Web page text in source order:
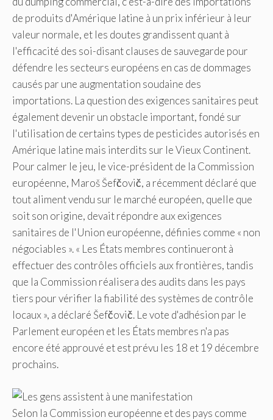
de produits d'Amérique latine à un prix inférieur à leur
valeur normale, et les doutes grandissent quant à
l'efficacité des soi-disant clauses de sauvegarde pour
défendre les secteurs européens en cas de dommages
causés par une augmentation soudaine des
importations. La question des exigences sanitaires peut
également devenir un obstacle important, fondé sur
l'utilisation de certains types de pesticides autorisés en
Amérique latine mais interdits sur le Vieux Continent.
Pour calmer le jeu, le vice-président de la Commission
européenne, Maroš Šefčovič, a récemment déclaré que
tout aliment vendu sur le marché européen, quelle que
soit son origine, devait répondre aux exigences
sanitaires de l'Union européenne, définies comme « non
négociables ». « Les États membres continueront à
effectuer des contrôles officiels aux frontières, tandis
que la Commission réalisera des audits dans les pays
tiers pour vérifier la fiabilité des systèmes de contrôle
locaux », a déclaré Šefčovič. Le vote d'adhésion par le
Parlement européen et les États membres n'a pas
encore été approuvé et est prévu les 18 et 19 décembre
prochains.
Selon la Commission européenne et des pays comme